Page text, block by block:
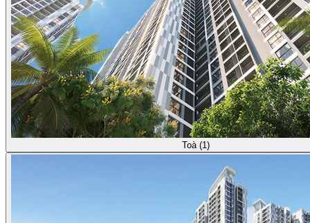
Toà (1)